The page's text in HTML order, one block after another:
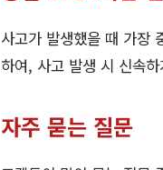
사고가 발생했을 때 가장
하여, 사고 발생 시 신속
자주 묻는 질문